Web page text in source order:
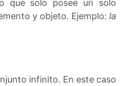
que solo posee un solo
y objeto. Ejemplo: la
infinito. En este caso